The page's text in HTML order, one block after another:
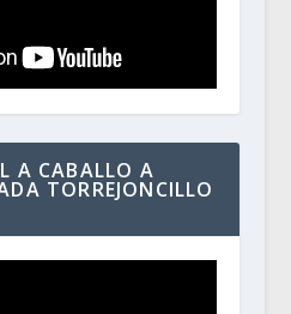
A CABALLO A
TORREJONCILLO